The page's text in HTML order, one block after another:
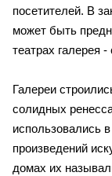
посетителей. В
может быть
театрах галерея
Галереи
солидных
использовались
произведений
домах их